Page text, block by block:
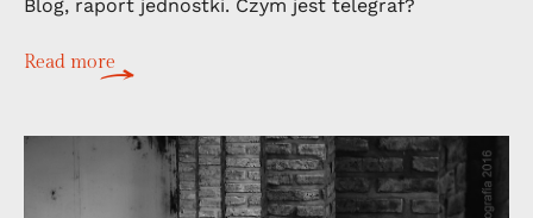
Blog, raport jednostki. Czym jest telegraf?
Read more